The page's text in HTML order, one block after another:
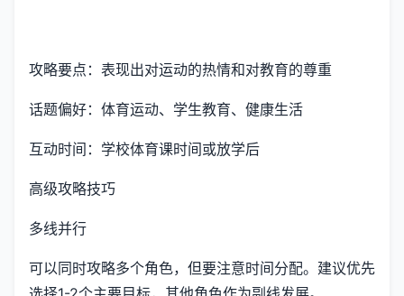
攻略要点：表现出对运动的热情和对教育的尊重
话题偏好：体育运动、学生教育、健康生活
互动时间：学校体育课时间或放学后
高级攻略技巧
多线并行
可以同时攻略多个角色，但要注意时间分配。建议优先